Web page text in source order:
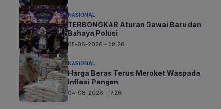
NASIONAL
TERBONGKAR Aturan Gawai Baru dan
Bahaya Polusi
05-08-2026 - 08.26
NASIONAL
Harga Beras Terus Meroket Waspada
Inflasi Pangan
04-08-2026 - 17.26